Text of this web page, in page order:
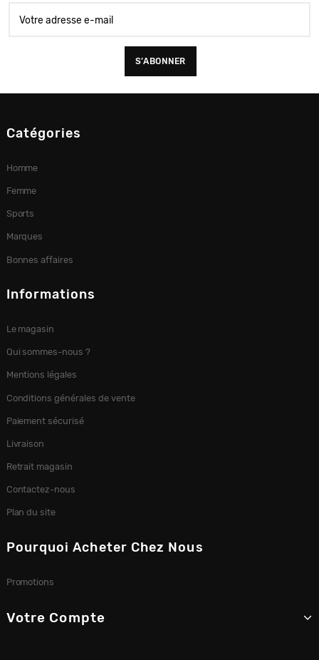
Catégories
Homme
Femme
Sports
Marques
Bonnes affaires
Informations
Le magasin
Qui sommes-nous ?
Mentions légales
Conditions générales de vente
Paiement sécurisé
Livraison
Retrait magasin
Contactez-nous
Plan du site
Pourquoi Acheter Chez Nous
Promotions
Votre Compte